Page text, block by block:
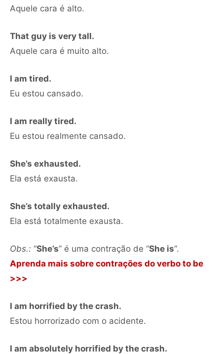
Aquele cara é alto.
That guy is very tall.
Aquele cara é muito alto.
I am tired.
Eu estou cansado.
I am really tired.
Eu estou realmente cansado.
She’s exhausted.
Ela está exausta.
She’s totally exhausted.
Ela está totalmente exausta.
Obs.: “She’s” é uma contração de “She is“.
Aprenda mais sobre contrações do verbo to be
>>>
I am horrified by the crash.
Estou horrorizado com o acidente.
I am absolutely horrified by the crash.